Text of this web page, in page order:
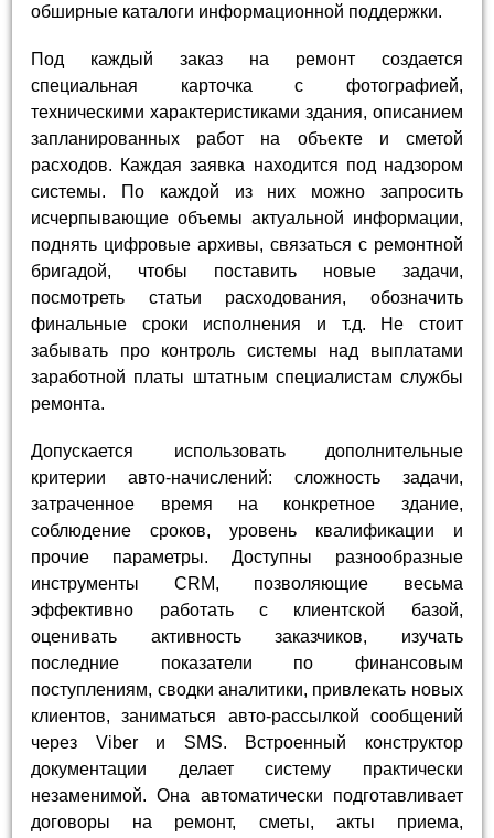
обширные каталоги информационной поддержки.
Под каждый заказ на ремонт создается
специальная карточка с фотографией,
техническими характеристиками здания, описанием
запланированных работ на объекте и сметой
расходов. Каждая заявка находится под надзором
системы. По каждой из них можно запросить
исчерпывающие объемы актуальной информации,
поднять цифровые архивы, связаться с ремонтной
бригадой, чтобы поставить новые задачи,
посмотреть статьи расходования, обозначить
финальные сроки исполнения и т.д. Не стоит
забывать про контроль системы над выплатами
заработной платы штатным специалистам службы
ремонта.
Допускается использовать дополнительные
критерии авто-начислений: сложность задачи,
затраченное время на конкретное здание,
соблюдение сроков, уровень квалификации и
прочие параметры. Доступны разнообразные
инструменты CRM, позволяющие весьма
эффективно работать с клиентской базой,
оценивать активность заказчиков, изучать
последние показатели по финансовым
поступлениям, сводки аналитики, привлекать новых
клиентов, заниматься авто-рассылкой сообщений
через Viber и SMS. Встроенный конструктор
документации делает систему практически
незаменимой. Она автоматически подготавливает
договоры на ремонт, сметы, акты приема,